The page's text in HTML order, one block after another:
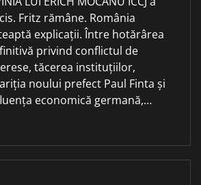
Fritz rămâne. România
explicații. Între hotărârea
privind conflictul de
tăcerea instituțiilor,
noului prefect Paul Finta și
economică germană,…